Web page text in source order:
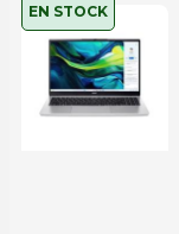
EN STOCK